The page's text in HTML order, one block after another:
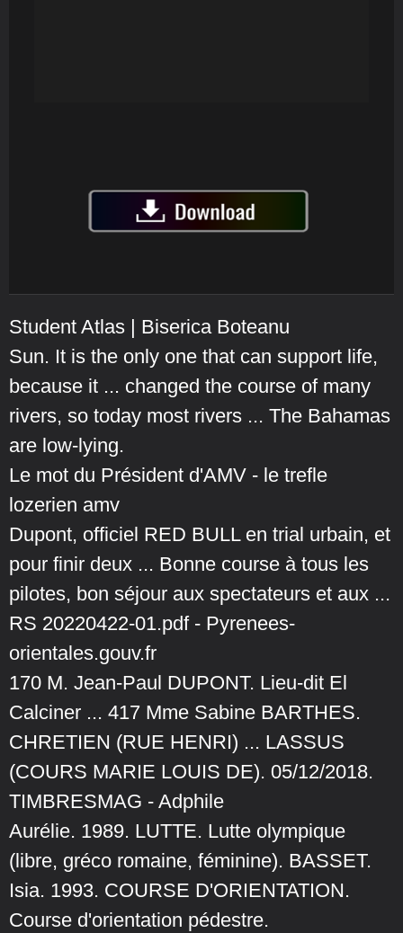
Student Atlas | Biserica Boteanu
Sun. It is the only one that can support life,
because it ... changed the course of many
rivers, so today most rivers ... The Bahamas
are low-lying.
Le mot du Président d'AMV - le trefle
lozerien amv
Dupont, officiel RED BULL en trial urbain, et
pour finir deux ... Bonne course à tous les
pilotes, bon séjour aux spectateurs et aux ...
RS 20220422-01.pdf - Pyrenees-
orientales.gouv.fr
170 M. Jean-Paul DUPONT. Lieu-dit El
Calciner ... 417 Mme Sabine BARTHES.
CHRETIEN (RUE HENRI) ... LASSUS
(COURS MARIE LOUIS DE). 05/12/2018.
TIMBRESMAG - Adphile
Aurélie. 1989. LUTTE. Lutte olympique
(libre, gréco romaine, féminine). BASSET.
Isia. 1993. COURSE D'ORIENTATION.
Course d'orientation pédestre.